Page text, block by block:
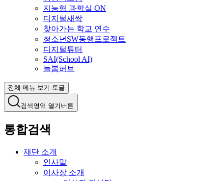
지능형 과학실 ON
디지털새싹
찾아가는 학교 연수
청소년SW동행프로젝트
디지털튜터
SAI(School AI)
늘봄허브
전체 메뉴 보기 토글
검색영역 열기버튼
통합검색
재단 소개
인사말
이사장 소개